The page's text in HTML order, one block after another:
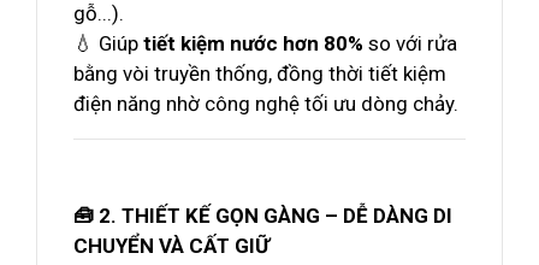
gỗ...).
💧 Giúp tiết kiệm nước hơn 80% so với rửa
bằng vòi truyền thống, đồng thời tiết kiệm
điện năng nhờ công nghệ tối ưu dòng chảy.
🧰 2. THIẾT KẾ GỌN GÀNG – DỄ DÀNG DI
CHUYỂN VÀ CẤT GIỮ